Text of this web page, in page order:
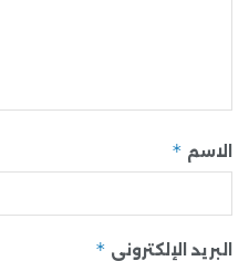
الاسم *
البريد الإلكتروني *